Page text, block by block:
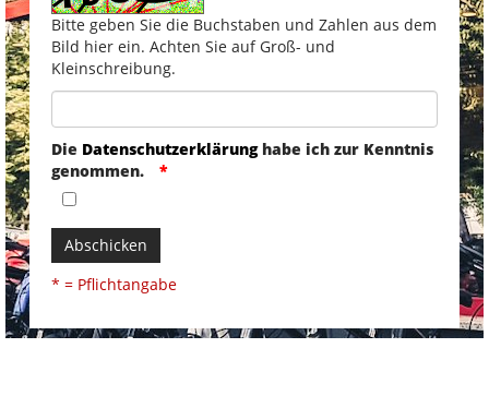
Bitte geben Sie die Buchstaben und Zahlen aus dem
Bild hier ein. Achten Sie auf Groß- und
Kleinschreibung.
Die Datenschutzerklärunghabe ich zur Kenntnis
genommen.
Abschicken
* = Pflichtangabe